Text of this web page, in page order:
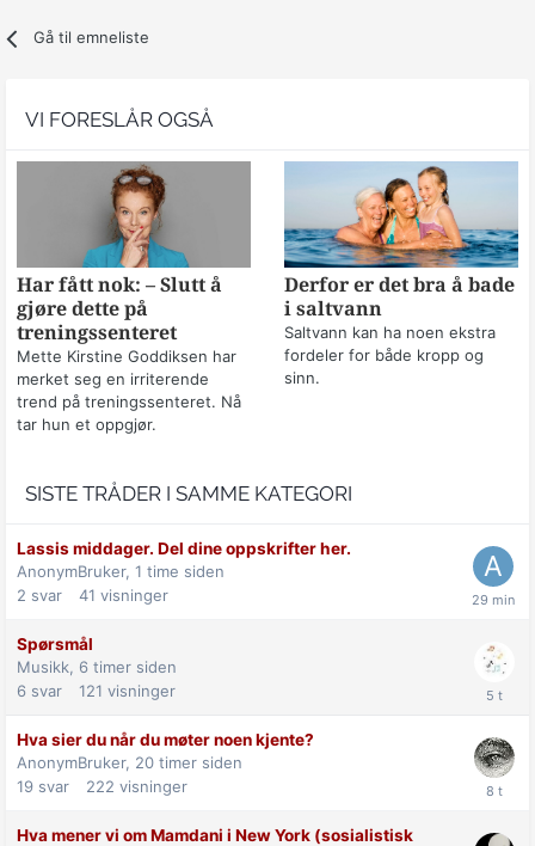
Gå til emneliste
VI FORESLÅR OGSÅ
Har fått nok: – Slutt å
gjøre dette på
treningssenteret
Mette Kirstine Goddiksen har
merket seg en irriterende
trend på treningssenteret. Nå
tar hun et oppgjør.
Derfor er det bra å bade
i saltvann
Saltvann kan ha noen ekstra
fordeler for både kropp og
sinn.
SISTE TRÅDER I SAMME KATEGORI
Lassis middager. Del dine oppskrifter her.
AnonymBruker, 1 time siden
2 svar 41 visninger
Spørsmål
Musikk, 6 timer siden
6 svar 121 visninger
Hva sier du når du møter noen kjente?
AnonymBruker, 20 timer siden
19 svar 222 visninger
Hva mener vi om Mamdani i New York (sosialistisk